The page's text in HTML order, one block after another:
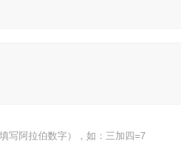
写阿拉伯数字），如：三加四=7